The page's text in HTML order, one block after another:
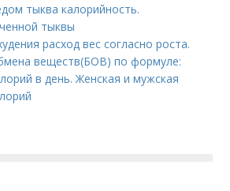
тыква калорийность.
тыквы
расход вес согласно роста.
веществ(БОВ) по формуле:
в день. Женская и мужская